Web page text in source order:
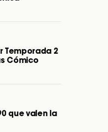
Temporada 2
Cómico
que valen la